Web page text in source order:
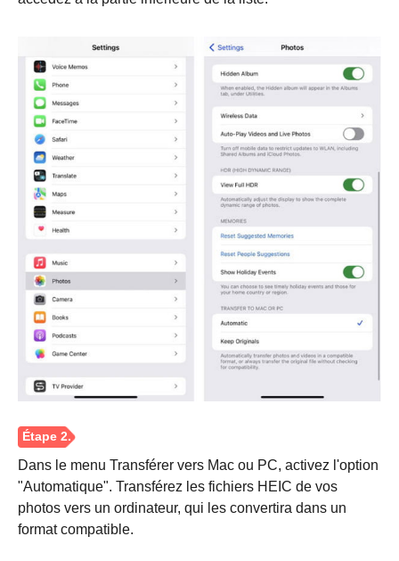
Dans le menu Transférer vers Mac ou PC, activez l'option
"Automatique". Transférez les fichiers HEIC de vos
photos vers un ordinateur, qui les convertira dans un
format compatible.